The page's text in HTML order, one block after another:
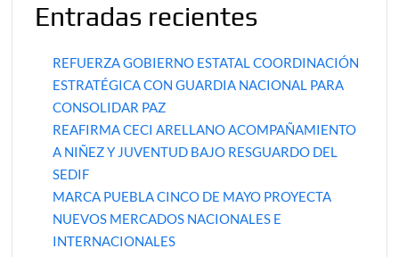
Entradas recientes
REFUERZA GOBIERNO ESTATAL COORDINACIÓN
ESTRATÉGICA CON GUARDIA NACIONAL PARA
CONSOLIDAR PAZ
REAFIRMA CECI ARELLANO ACOMPAÑAMIENTO
A NIÑEZ Y JUVENTUD BAJO RESGUARDO DEL
SEDIF
MARCA PUEBLA CINCO DE MAYO PROYECTA
NUEVOS MERCADOS NACIONALES E
INTERNACIONALES